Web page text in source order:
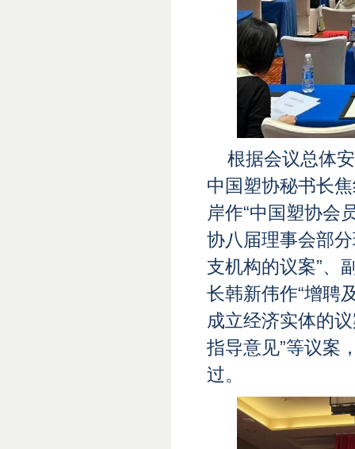
根据会议总体
中国塑协秘书长
岸作“中国塑协会
协八届理事会部
支机构的议案”、
长韩新伟作“增聘
成立经济实体的
指导意见”等议案
过。